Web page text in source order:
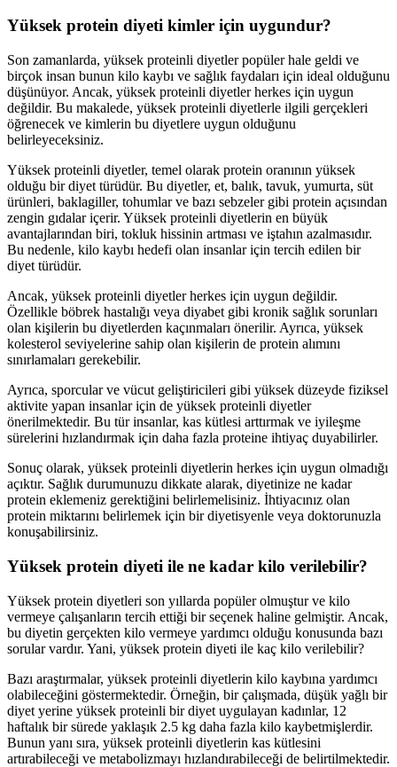
Yüksek protein diyeti kimler için uygundur?
Son zamanlarda, yüksek proteinli diyetler popüler hale geldi ve
birçok insan bunun kilo kaybı ve sağlık faydaları için ideal olduğunu
düşünüyor. Ancak, yüksek proteinli diyetler herkes için uygun
değildir. Bu makalede, yüksek proteinli diyetlerle ilgili gerçekleri
öğrenecek ve kimlerin bu diyetlere uygun olduğunu
belirleyeceksiniz.
Yüksek proteinli diyetler, temel olarak protein oranının yüksek
olduğu bir diyet türüdür. Bu diyetler, et, balık, tavuk, yumurta, süt
ürünleri, baklagiller, tohumlar ve bazı sebzeler gibi protein açısından
zengin gıdalar içerir. Yüksek proteinli diyetlerin en büyük
avantajlarından biri, tokluk hissinin artması ve iştahın azalmasıdır.
Bu nedenle, kilo kaybı hedefi olan insanlar için tercih edilen bir
diyet türüdür.
Ancak, yüksek proteinli diyetler herkes için uygun değildir.
Özellikle böbrek hastalığı veya diyabet gibi kronik sağlık sorunları
olan kişilerin bu diyetlerden kaçınmaları önerilir. Ayrıca, yüksek
kolesterol seviyelerine sahip olan kişilerin de protein alımını
sınırlamaları gerekebilir.
Ayrıca, sporcular ve vücut geliştiricileri gibi yüksek düzeyde fiziksel
aktivite yapan insanlar için de yüksek proteinli diyetler
önerilmektedir. Bu tür insanlar, kas kütlesi arttırmak ve iyileşme
sürelerini hızlandırmak için daha fazla proteine ihtiyaç duyabilirler.
Sonuç olarak, yüksek proteinli diyetlerin herkes için uygun olmadığı
açıktır. Sağlık durumunuzu dikkate alarak, diyetinize ne kadar
protein eklemeniz gerektiğini belirlemelisiniz. İhtiyacınız olan
protein miktarını belirlemek için bir diyetisyenle veya doktorunuzla
konuşabilirsiniz.
Yüksek protein diyeti ile ne kadar kilo verilebilir?
Yüksek protein diyetleri son yıllarda popüler olmuştur ve kilo
vermeye çalışanların tercih ettiği bir seçenek haline gelmiştir. Ancak,
bu diyetin gerçekten kilo vermeye yardımcı olduğu konusunda bazı
sorular vardır. Yani, yüksek protein diyeti ile kaç kilo verilebilir?
Bazı araştırmalar, yüksek proteinli diyetlerin kilo kaybına yardımcı
olabileceğini göstermektedir. Örneğin, bir çalışmada, düşük yağlı bir
diyet yerine yüksek proteinli bir diyet uygulayan kadınlar, 12
haftalık bir sürede yaklaşık 2.5 kg daha fazla kilo kaybetmişlerdir.
Bunun yanı sıra, yüksek proteinli diyetlerin kas kütlesini
artırabileceği ve metabolizmayı hızlandırabileceği de belirtilmektedir.